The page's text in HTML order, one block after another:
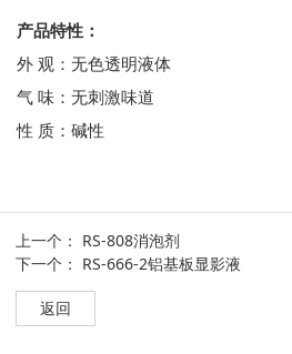
产品特性：
外 观：无色透明液体
气 味：无刺激味道
性 质：碱性
上一个： RS-808消泡剂
下一个： RS-666-2铝基板显影液
返回